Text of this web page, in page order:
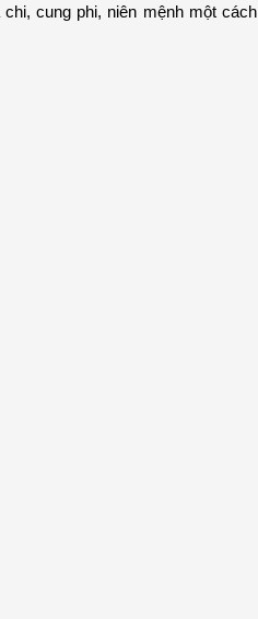
cung phi, niên mệnh một cách